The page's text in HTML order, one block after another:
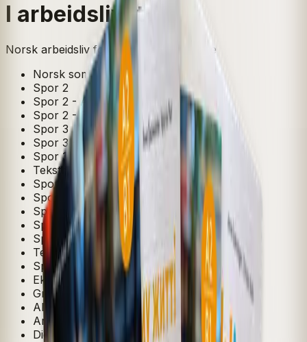
I arbeidslivet
Norsk arbeidsliv for voksne innvandrere
Norsk som andrespråk
Spor 2
Spor 2 - A2
Spor 2 - B1
Spor 3
Spor 3 - A2
Spor 3 - B1
Tekstbok
Spor 1
Spor 1 - A1
Spor 1 - A2
Spor 2 - A1
Spor 1 - B1
Temahefte
Spor 3 - A1
Ekstra materiell
Grunnbok
Alt-i-ett-bok
Arbeidsbok
Digital ressurs